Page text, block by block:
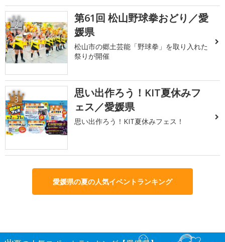
2
第61回 松山野球拳おどり／愛
媛県
松山市の郷土芸能「野球拳」を取り入れた
祭りが開催
3
思い出作ろう！KIT夏休みフ
ェス／愛媛県
思い出作ろう！KIT夏休みフェス！
愛媛県の夏の人気イベントランキング